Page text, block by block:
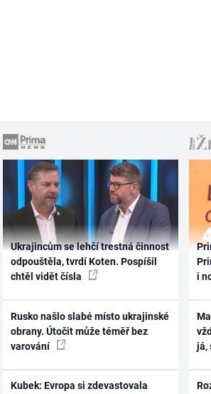
Ukrajincům se lehčí trestná činnost
odpouštěla, tvrdí Koten. Pospíšil
chtěl vidět čísla
Rusko našlo slabé místo ukrajinské
obrany. Útočit může téměř bez
varování
Kubek: Evropa si zdevastovala
i
já,